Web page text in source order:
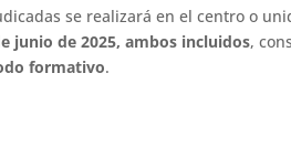
se realizará en el centro o
junio de 2025, ambos incluidos,
formativo.